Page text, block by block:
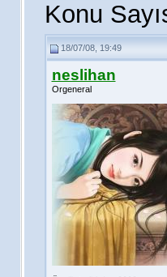
Konu
18/07/08, 19:49
neslihan
Orgeneral